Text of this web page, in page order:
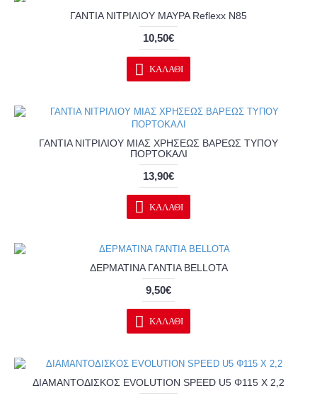
ΓΑΝΤΙΑ ΝΙΤΡΙΛΙΟΥ ΜΑΥΡΑ Reflexx N85
10,50€
ΚΑΛΆΘΙ
ΓΑΝΤΙΑ ΝΙΤΡΙΛΙΟΥ ΜΙΑΣ ΧΡΗΣΕΩΣ ΒΑΡΕΩΣ ΤΥΠΟΥ
ΠΟΡΤΟΚΑΛΙ
13,90€
ΚΑΛΆΘΙ
ΔΕΡΜΑΤΙΝΑ ΓΑΝΤΙΑ BELLOTA
9,50€
ΚΑΛΆΘΙ
ΔΙΑΜΑΝΤΟΔΙΣΚΟΣ EVOLUTION SPEED U5 Φ115 Χ 2,2